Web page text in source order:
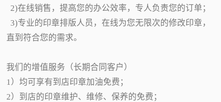
2)在线销售，提高您的办公效率，专人负责您的订单；
3)专业的印章排版人员，在线为您无限次的修改印章，
直到符合您的需求。
我们的增值服务（长期合同客户）
1）均可享有到店印章加油免费；
2）到店的印章维护、维修、保养的免费；